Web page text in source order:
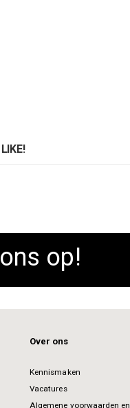
op!
Over ons
Kennismaken
Vacatures
Algemene voorwaarden en